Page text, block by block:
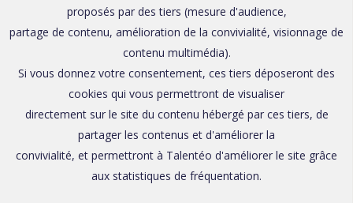
proposés par des tiers (mesure d'audience,
partage de contenu, amélioration de la convivialité, visionnage de
contenu multimédia).
Si vous donnez votre consentement, ces tiers déposeront des
cookies qui vous permettront de visualiser
directement sur le site du contenu hébergé par ces tiers, de
partager les contenus et d'améliorer la
convivialité, et permettront à Talentéo d'améliorer le site grâce
aux statistiques de fréquentation.